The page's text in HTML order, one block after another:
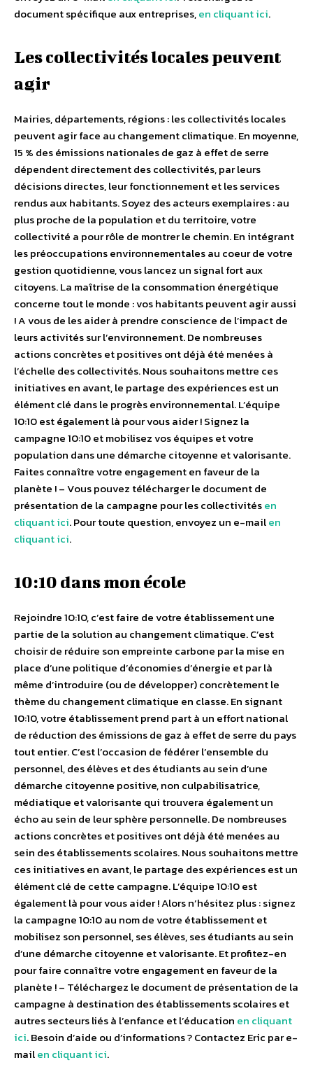
document spécifique aux entreprises,en cliquant ici.
Les collectivités locales peuvent
agir
Mairies, départements, régions : les collectivités locales
peuvent agir face au changement climatique. En moyenne,
15 % des émissions nationales de gaz à effet de serre
dépendent directement des collectivités, par leurs
décisions directes, leur fonctionnement et les services
rendus aux habitants. Soyez des acteurs exemplaires : au
plus proche de la population et du territoire, votre
collectivité a pour rôle de montrer le chemin. En intégrant
les préoccupations environnementales au coeur de votre
gestion quotidienne, vous lancez un signal fort aux
citoyens. La maîtrise de la consommation énergétique
concerne tout le monde : vos habitants peuvent agir aussi
! A vous de les aider à prendre conscience de l’impact de
leurs activités sur l’environnement. De nombreuses
actions concrètes et positives ont déjà été menées à
l’échelle des collectivités. Nous souhaitons mettre ces
initiatives en avant, le partage des expériences est un
élément clé dans le progrès environnemental. L’équipe
10:10 est également là pour vous aider ! Signez la
campagne 10:10 et mobilisez vos équipes et votre
population dans une démarche citoyenne et valorisante.
Faites connaître votre engagement en faveur de la
planète ! – Vous pouvez télécharger le document de
présentation de la campagne pour les collectivitésen
cliquant ici. Pour toute question, envoyez un e-mailen
cliquant ici.
10:10 dans mon école
Rejoindre 10:10, c’est faire de votre établissement une
partie de la solution au changement climatique. C’est
choisir de réduire son empreinte carbone par la mise en
place d’une politique d’économies d’énergie et par là
même d’introduire (ou de développer) concrètement le
thème du changement climatique en classe. En signant
10:10, votre établissement prend part à un effort national
de réduction des émissions de gaz à effet de serre du pays
tout entier. C’est l’occasion de fédérer l’ensemble du
personnel, des élèves et des étudiants au sein d’une
démarche citoyenne positive, non culpabilisatrice,
médiatique et valorisante qui trouvera également un
écho au sein de leur sphère personnelle. De nombreuses
actions concrètes et positives ont déjà été menées au
sein des établissements scolaires. Nous souhaitons mettre
ces initiatives en avant, le partage des expériences est un
élément clé de cette campagne. L’équipe 10:10 est
également là pour vous aider ! Alors n’hésitez plus : signez
la campagne 10:10 au nom de votre établissement et
mobilisez son personnel, ses élèves, ses étudiants au sein
d’une démarche citoyenne et valorisante. Et profitez-en
pour faire connaître votre engagement en faveur de la
planète ! – Téléchargez le document de présentation de la
campagne à destination des établissements scolaires et
autres secteurs liés à l’enfance et l’éducation en cliquant
ici. Besoin d’aide ou d’informations ? Contactez Eric par e-
mailen cliquant ici.